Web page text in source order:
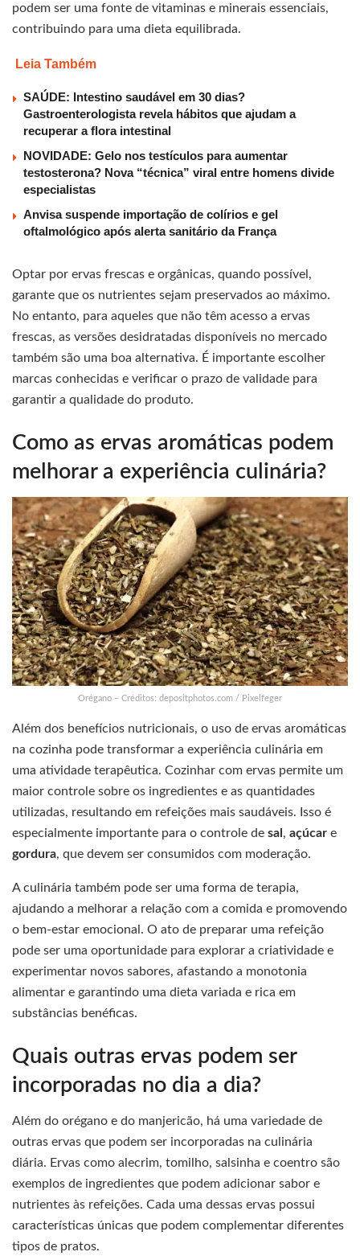
podem ser uma fonte de vitaminas e minerais essenciais,
contribuindo para uma dieta equilibrada.
Leia Também
SAÚDE: Intestino saudável em 30 dias?
Gastroenterologista revela hábitos que ajudam a
recuperar a flora intestinal
NOVIDADE: Gelo nos testículos para aumentar
testosterona? Nova “técnica” viral entre homens divide
especialistas
Anvisa suspende importação de colírios e gel
oftalmológico após alerta sanitário da França
Optar por ervas frescas e orgânicas, quando possível,
garante que os nutrientes sejam preservados ao máximo.
No entanto, para aqueles que não têm acesso a ervas
frescas, as versões desidratadas disponíveis no mercado
também são uma boa alternativa. É importante escolher
marcas conhecidas e verificar o prazo de validade para
garantir a qualidade do produto.
Como as ervas aromáticas podem
melhorar a experiência culinária?
Orégano – Créditos: depositphotos.com / Pixelfeger
Além dos benefícios nutricionais, o uso de ervas aromáticas
na cozinha pode transformar a experiência culinária em
uma atividade terapêutica. Cozinhar com ervas permite um
maior controle sobre os ingredientes e as quantidades
utilizadas, resultando em refeições mais saudáveis. Isso é
especialmente importante para o controle de sal , açúcar e
gordura, que devem ser consumidos com moderação.
A culinária também pode ser uma forma de terapia,
ajudando a melhorar a relação com a comida e promovendo
o bem-estar emocional. O ato de preparar uma refeição
pode ser uma oportunidade para explorar a criatividade e
experimentar novos sabores, afastando a monotonia
alimentar e garantindo uma dieta variada e rica em
substâncias benéficas.
Quais outras ervas podem ser
incorporadas no dia a dia?
Além do orégano e do manjericão, há uma variedade de
outras ervas que podem ser incorporadas na culinária
diária. Ervas como alecrim, tomilho, salsinha e coentro são
exemplos de ingredientes que podem adicionar sabor e
nutrientes às refeições. Cada uma dessas ervas possui
características únicas que podem complementar diferentes
tipos de pratos.